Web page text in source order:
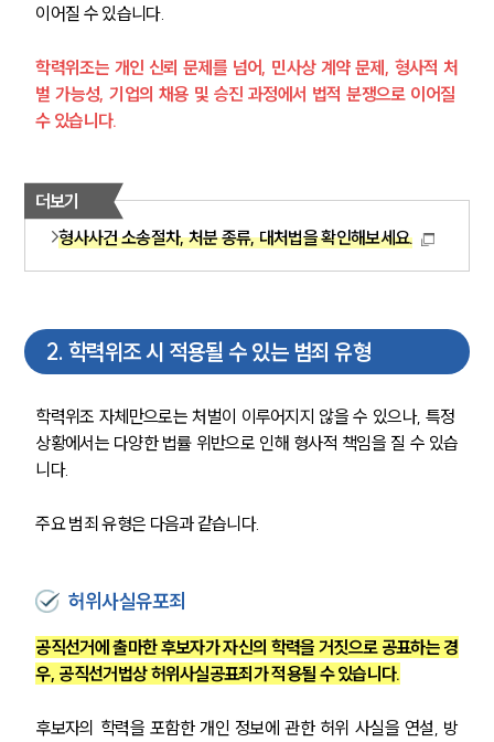
이어질 수 있습니다.
학력위조는 개인 신뢰 문제를 넘어, 민사상 계약 문제, 형사적 처
벌 가능성, 기업의 채용 및 승진 과정에서 법적 분쟁으로 이어질
수 있습니다.
더보기
형사사건 소송절차, 처분 종류, 대처법을 확인해보세요.
2. 학력위조 시 적용될 수 있는 범죄 유형
학력위조 자체만으로는 처벌이 이루어지지 않을 수 있으나, 특정
상황에서는 다양한 법률 위반으로 인해 형사적 책임을 질 수 있습
니다.
주요 범죄 유형은 다음과 같습니다.
허위사실유포죄
공직선거에 출마한 후보자가 자신의 학력을 거짓으로 공표하는 경
우, 공직선거법상 허위사실공표죄가 적용될 수 있습니다.
후보자의 학력을 포함한 개인 정보에 관한 허위 사실을 연설, 방